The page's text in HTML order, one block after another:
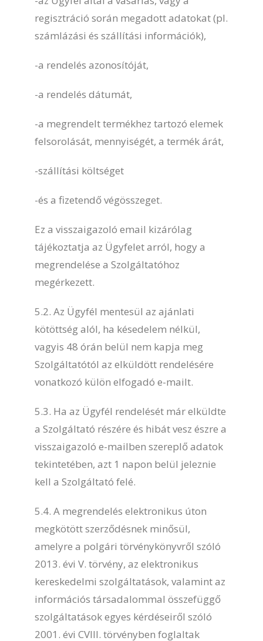
regisztráció során megadott adatokat (pl.
számlázási és szállítási információk),
-a rendelés azonosítóját,
-a rendelés dátumát,
-a megrendelt termékhez tartozó elemek
felsorolását, mennyiségét, a termék árát,
-szállítási költséget
-és a fizetendő végösszeget.
Ez a visszaigazoló email kizárólag
tájékoztatja az Ügyfelet arról, hogy a
megrendelése a Szolgáltatóhoz
megérkezett.
5.2. Az Ügyfél mentesül az ajánlati
kötöttség alól, ha késedelem nélkül,
vagyis 48 órán belül nem kapja meg
Szolgáltatótól az elküldött rendelésére
vonatkozó külön elfogadó e-mailt.
5.3. Ha az Ügyfél rendelését már elküldte
a Szolgáltató részére és hibát vesz észre a
visszaigazoló e-mailben szereplő adatok
tekintetében, azt 1 napon belül jeleznie
kell a Szolgáltató felé.
5.4. A megrendelés elektronikus úton
megkötött szerződésnek minősül,
amelyre a polgári törvénykönyvről szóló
2013. évi V. törvény, az elektronikus
kereskedelmi szolgáltatások, valamint az
információs társadalommal összefüggő
szolgáltatások egyes kérdéseiről szóló
2001. évi CVIII. törvényben foglaltak